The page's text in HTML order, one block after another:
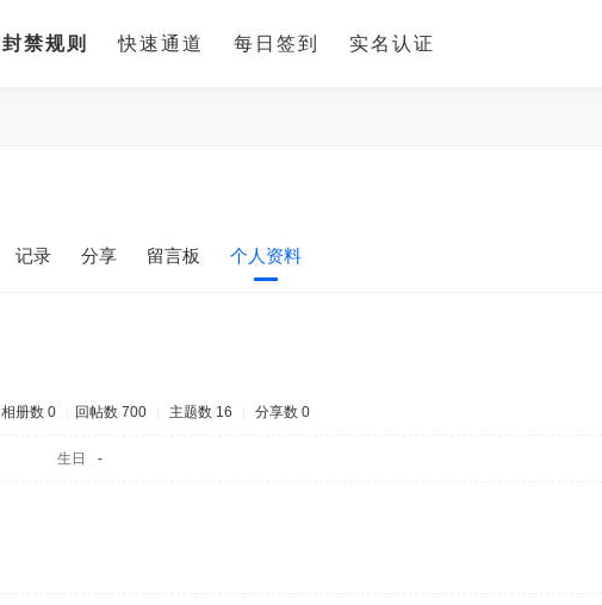
封禁规则 快速通道 每日签到 实名认证
记录 分享 留言板 个人资料
相册数 0 回帖数 700 主题数 16 分享数 0
生日 -